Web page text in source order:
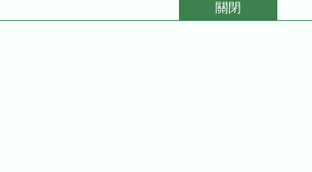
關閉